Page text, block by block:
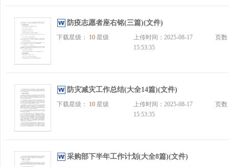
防疫志愿者座右铭(三篇)(文件)
下载星级： 10 星级
上传时间：2025-08-17
15:53:35
页
防灾减灾工作总结(大全14篇)(文件)
下载星级： 10 星级
上传时间：2025-08-17
15:53:35
页
采购部下半年工作计划(大全8篇)(文件)